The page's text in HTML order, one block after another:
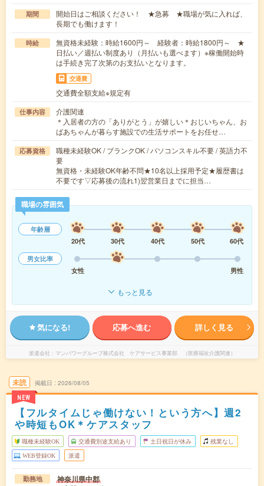
期間
開始日はご相談ください！ ★急募 ★職場が気に入れば、
長期でも働けます！
時給
無資格未経験：時給1600円～ 経験者：時給1800円～ ★
日払い／週払い制度あり（月払いも選べます）※稼働開始時
は手続き完了次第のお支払いとなります。
交通費
交通費全額支給※規定有
仕事内容
介護関連
＊入居者の方の「ありがとう」が嬉しい＊おじいちゃん、お
ばあちゃんが暮らす施設での生活サポートをお任せ…
応募資格
職種未経験OK / ブランクOK / パソコンスキル不要 / 英語力不
要
無資格・未経験OK年齢不問★10名以上採用予定★履歴書は
不要です▽応募後の流れ1)翌営業日までに担当…
職場の雰囲気
年齢層
20代
30代 40代 50代
60代
男女比率
女性
男性
もっと見る
気になる! 応募へ進む 詳しく見る
派遣会社 マンパワーグループ株式会社 ケアサービス事業部 （医療福祉介護関連）
未読
NEW
掲載日 2026/08/05
【フルタイムじゃ働けない！という方へ】週2
や時短もOK＊ケアスタッフ
職種未経験OK 交通費別途支給あり 土日祝日が休み 残業なし
WEB登録OK 派遣
勤務地 神奈川県中郡